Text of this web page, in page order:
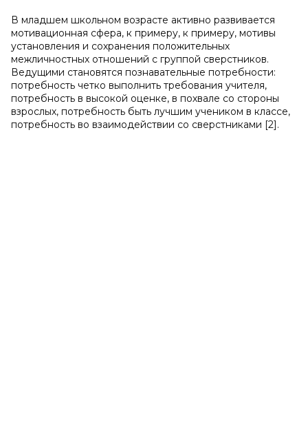
В младшем школьном возрасте активно развивается
мотивационная сфера, к примеру, к примеру, мотивы
установления и сохранения положительных
межличностных отношений с группой сверстников.
Ведущими становятся познавательные потребности:
потребность четко выполнить требования учителя,
потребность в высокой оценке, в похвале со стороны
взрослых, потребность быть лучшим учеником в классе,
потребность во взаимодействии со сверстниками [2].